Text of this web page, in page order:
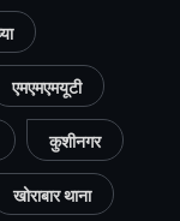
एमएमएमयूटी
कुशीनगर
खोराबार थाना